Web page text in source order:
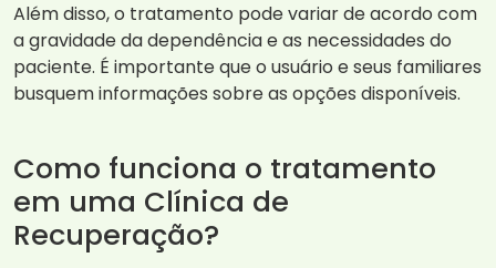
Além disso, o tratamento pode variar de acordo com
a gravidade da dependência e as necessidades do
paciente. É importante que o usuário e seus familiares
busquem informações sobre as opções disponíveis.
Como funciona o tratamento
em uma Clínica de
Recuperação?